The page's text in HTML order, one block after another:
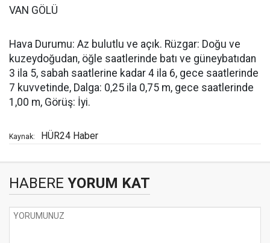
VAN GÖLÜ
Hava Durumu: Az bulutlu ve açık. Rüzgar: Doğu ve
kuzeydoğudan, öğle saatlerinde batı ve güneybatıdan
3 ila 5, sabah saatlerine kadar 4 ila 6, gece saatlerinde
7 kuvvetinde, Dalga: 0,25 ila 0,75 m, gece saatlerinde
1,00 m, Görüş: İyi.
Kaynak: HÜR24 Haber
HABERE YORUM KAT